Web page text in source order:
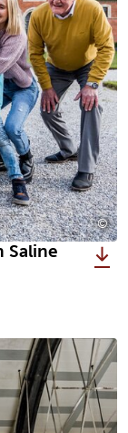
©
Saline